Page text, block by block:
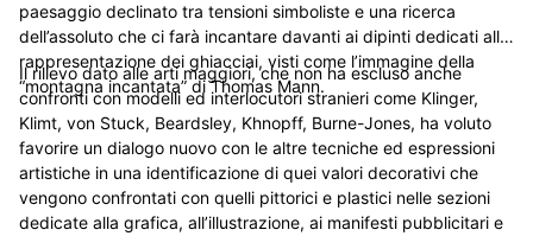
paesaggio declinato tra tensioni simboliste e una ricerca
dell’assoluto che ci farà incantare davanti ai dipinti dedicati alla
rappresentazione dei ghiacciai, visti come l’immagine della
“montagna incantata” di Thomas Mann.
Il rilievo dato alle arti maggiori, che non ha escluso anche
confronti con modelli ed interlocutori stranieri come Klinger,
Klimt, von Stuck, Beardsley, Khnopff, Burne-Jones, ha voluto
favorire un dialogo nuovo con le altre tecniche ed espressioni
artistiche in una identificazione di quei valori decorativi che
vengono confrontati con quelli pittorici e plastici nelle sezioni
dedicate alla grafica, all’illustrazione, ai manifesti pubblicitari e